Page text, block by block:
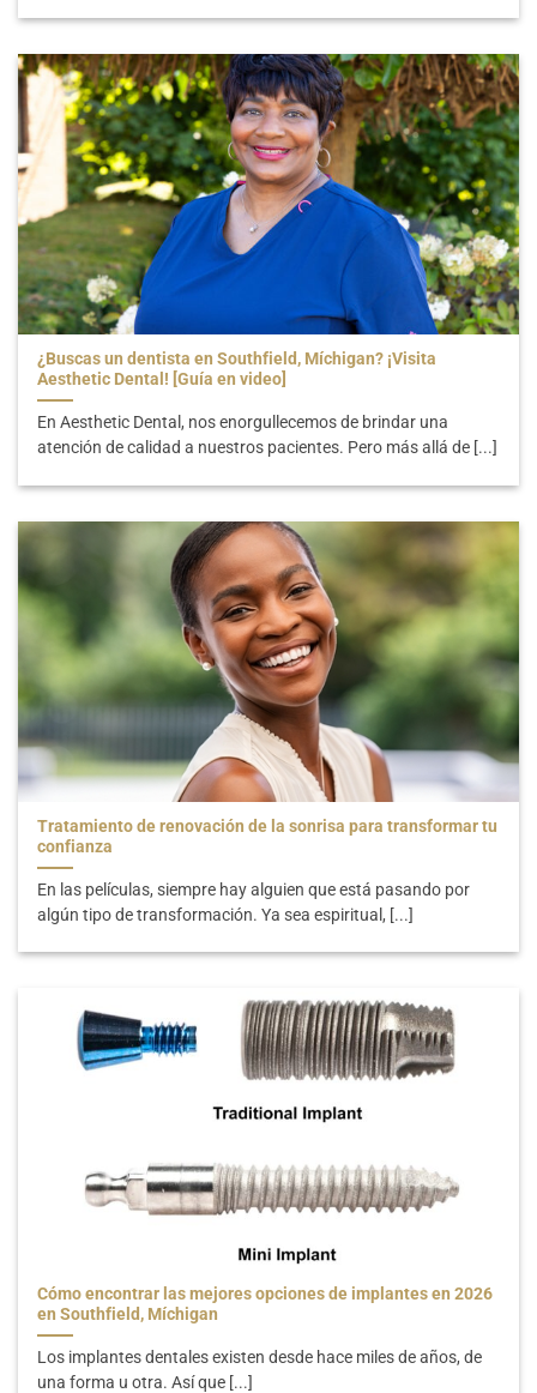
¿Buscas un dentista en Southfield, Míchigan? ¡Visita
Aesthetic Dental! [Guía en video]
En Aesthetic Dental, nos enorgullecemos de brindar una
atención de calidad a nuestros pacientes. Pero más allá de [...]
Tratamiento de renovación de la sonrisa para transformar tu
confianza
En las películas, siempre hay alguien que está pasando por
algún tipo de transformación. Ya sea espiritual, [...]
Cómo encontrar las mejores opciones de implantes en 2026
en Southfield, Míchigan
Los implantes dentales existen desde hace miles de años, de
una forma u otra. Así que [...]